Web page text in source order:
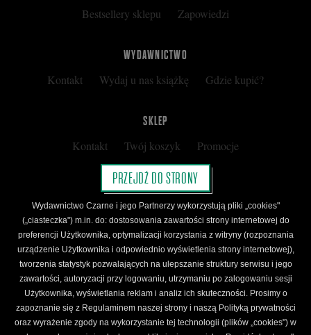
Bestsellery sklepu
Zapowiedzi
WYDAWNICTWO
Kontakt Wydaj u nas książkę Gdzie kupić?
SKLEP
Kontakt Twój koszyk
Promocje
Kup kartę podarunkową
Nota prawna
Regulamin
Polityka prywatności
Regulamin Klubu Czarnego
Regulamin Karty Podarunkowej
ŚLEDŹ CZARNE
Facebook YouTube Instagram Newsletter
PRZEJDŹ DO STRONY
Wydawnictwo Czarne i jego Partnerzy wykorzystują pliki „cookies"
(„ciasteczka") m.in. do: dostosowania zawartości strony internetowej do
preferencji Użytkownika, optymalizacji korzystania z witryny (rozpoznania
urządzenie Użytkownika i odpowiednio wyświetlenia strony internetowej),
tworzenia statystyk pozwalających na ulepszanie struktury serwisu i jego
zawartości, autoryzacji przy logowaniu, utrzymaniu po zalogowaniu sesji
Użytkownika, wyświetlania reklam i analiz ich skuteczności. Prosimy o
zapoznanie się z Regulaminem naszej strony i naszą Polityką prywatności
oraz wyrażenie zgody na wykorzystanie tej technologii (plików „cookies") w